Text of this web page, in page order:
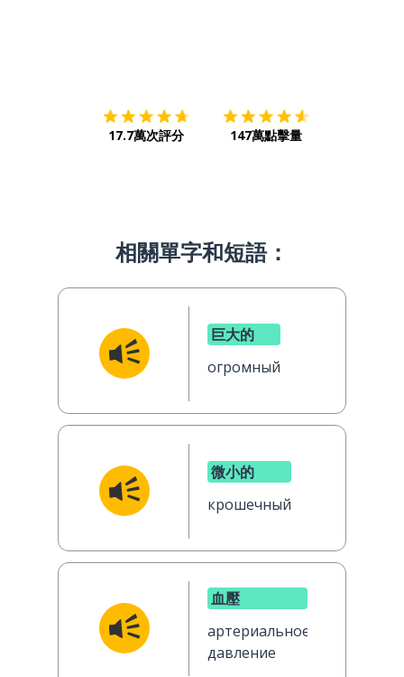
17.7萬次評分 147萬點擊量
相關單字和短語：
巨大的
огромный
微小的
крошечный
血壓
артериальное
давление